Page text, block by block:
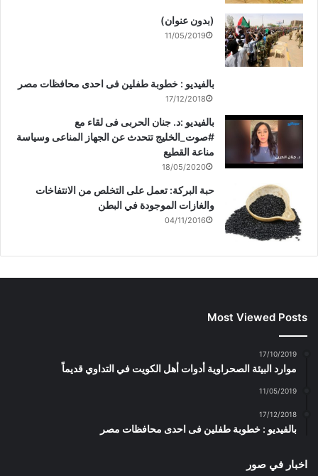
(بدون عنوان)
11/05/2019
بالفيديو : خطوبة طفلين فى احدى محافظات مصر
17/12/2018
بالفيديو :د. جنان الحربى فى لقاء مع
#صوت_الخليج تتحدث عن الجهاز المناعى وسياسة
مناعة القطيع
18/05/2020
حبة البركة: تعمل على التخلص من الانتفاخات
والغازات الموجودة في البطن
04/11/2016
Most Viewed Posts
17/10/2019
موارد البيئة الصحراوية أدوات أهل الكويت في التداوي قديماً
11/05/2019
17/12/2018
بالفيديو : خطوبة طفلين فى احدى محافظات مصر
اخبار في صور